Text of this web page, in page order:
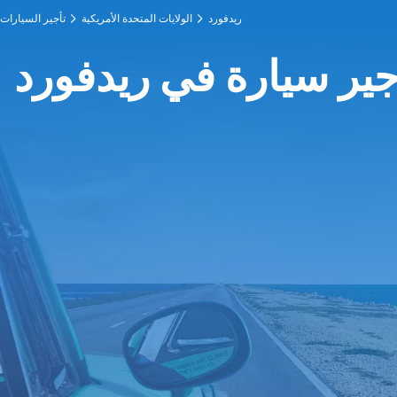
تأجير السيارات الولايات المتحدة الأمريكية ريدفورد
سيارة في ريدفورد